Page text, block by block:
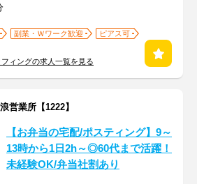
副業・Ｗワーク歓迎
ピアス可
ィングの求人一覧を見る
営業所【1222】
【お弁当の宅配/ポスティング】9～
13時から1日2h～◎60代まで活躍！
未経験OK/弁当社割あり